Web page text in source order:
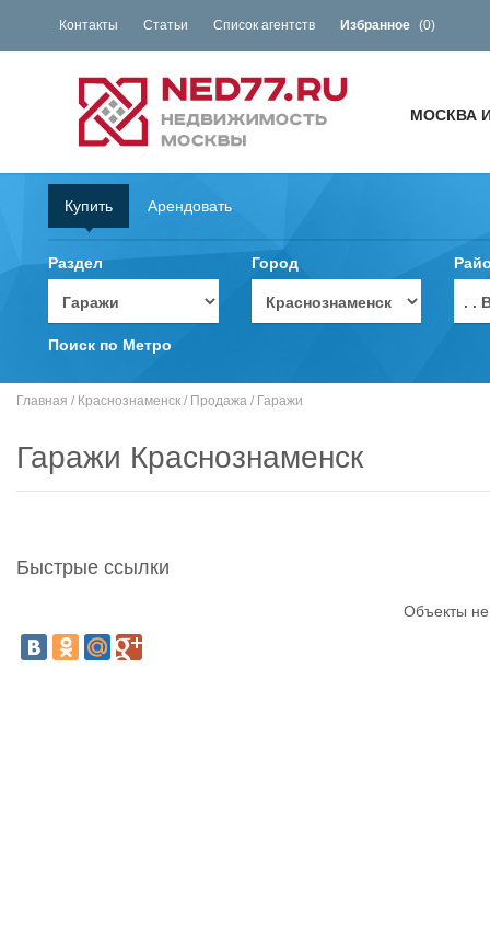
Контакты Статьи Список агентств Избранное (0)
МОСКВА
Купить Арендовать
Раздел Город
. .
Поиск по Метро
Главная / Краснознаменск / Продажа / Гаражи
Гаражи Краснознаменск
Быстрые ссылки
Объекты